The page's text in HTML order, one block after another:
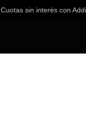
sin interés con Addi,